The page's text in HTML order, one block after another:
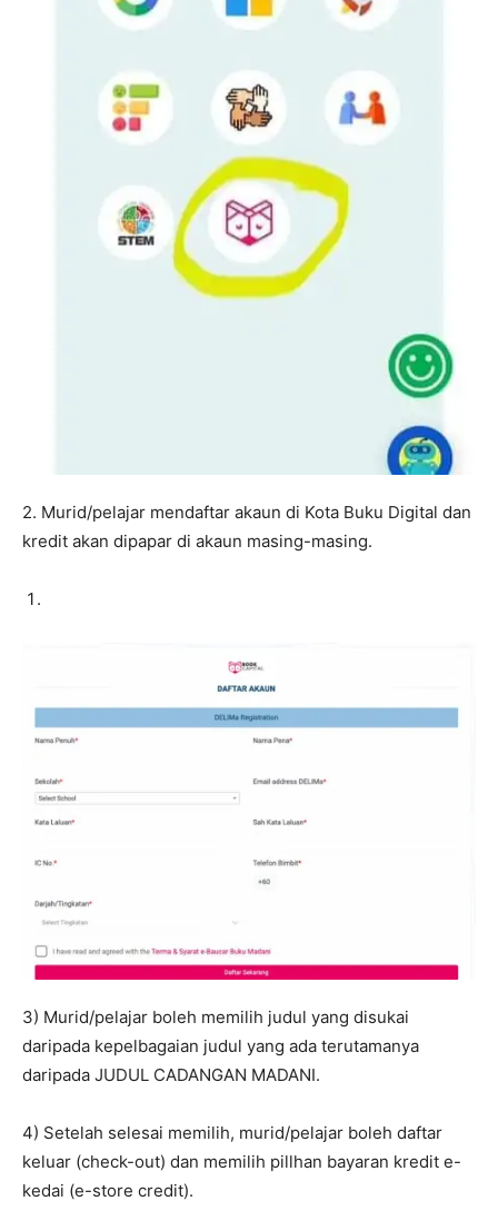
2. Murid/pelajar mendaftar akaun di Kota Buku Digital dan
kredit akan dipapar di akaun masing-masing.
3) Murid/pelajar boleh memilih judul yang disukai
daripada kepelbagaian judul yang ada terutamanya
daripada JUDUL CADANGAN MADANI.
4) Setelah selesai memilih, murid/pelajar boleh daftar
keluar (check-out) dan memilih pillhan bayaran kredit e-
kedai (e-store credit).